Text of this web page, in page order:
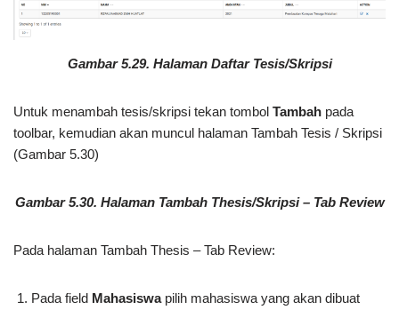
Gambar 5.29. Halaman Daftar Tesis/Skripsi
Untuk menambah tesis/skripsi tekan tombol Tambah pada
toolbar, kemudian akan muncul halaman Tambah Tesis / Skripsi
(Gambar 5.30)
Gambar 5.30. Halaman Tambah Thesis/Skripsi – Tab Review
Pada halaman Tambah Thesis – Tab Review:
Pada field Mahasiswapilih mahasiswa yang akan dibuat